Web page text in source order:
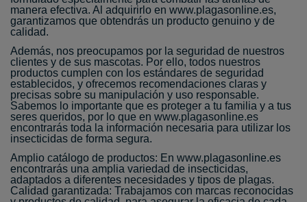
manera efectiva. Al adquirirlo en www.plagasonline.es,
garantizamos que obtendrás un producto genuino y de
calidad.
Además, nos preocupamos por la seguridad de nuestros
clientes y de sus mascotas. Por ello, todos nuestros
productos cumplen con los estándares de seguridad
establecidos, y ofrecemos recomendaciones claras y
precisas sobre su manipulación y uso responsable.
Sabemos lo importante que es proteger a tu familia y a tus
seres queridos, por lo que en www.plagasonline.es
encontrarás toda la información necesaria para utilizar los
insecticidas de forma segura.
Amplio catálogo de productos: En www.plagasonline.es
encontrarás una amplia variedad de insecticidas,
adaptados a diferentes necesidades y tipos de plagas.
Calidad garantizada: Trabajamos con marcas reconocidas